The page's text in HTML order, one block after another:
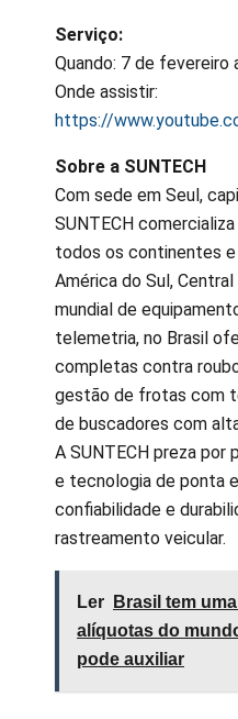
Serviço:
Quando: 7 de fevereiro
Onde assistir:
https://
Sobre a SUNTECH
Com sede em Seul,
SUNTECH
todos os continentes
América do Sul,
mundial de
telemetria, no Brasil
completas contra
gestão de frotas com
de buscadores com
A SUNTECH preza por
e tecnologia de ponta
confiabilidade e
rastreamento veicular.
Ler
Brasil tem
alíquotas do
pode auxiliar